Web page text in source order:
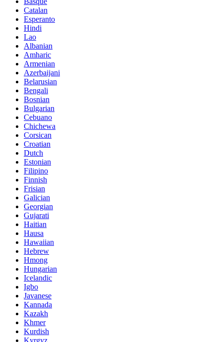
Catalan
Esperanto
Hindi
Lao
Albanian
Amharic
Armenian
Azerbaijani
Belarusian
Bengali
Bosnian
Bulgarian
Cebuano
Chichewa
Corsican
Croatian
Dutch
Estonian
Filipino
Finnish
Frisian
Galician
Georgian
Gujarati
Haitian
Hausa
Hawaiian
Hebrew
Hmong
Hungarian
Icelandic
Igbo
Javanese
Kannada
Kazakh
Khmer
Kurdish
Kyrgyz